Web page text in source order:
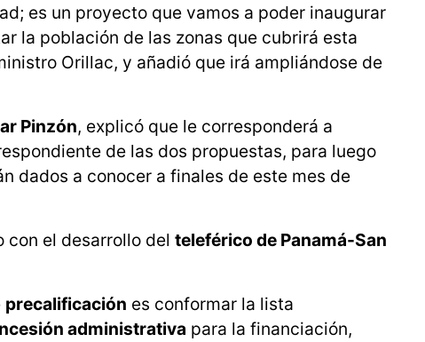
es un proyecto que vamos a poder inaugurar
la población de las zonas que cubrirá esta
Orillac, y añadió que irá ampliándose de
Pinzón, explicó que le corresponderá a
de las dos propuestas, para luego
dados a conocer a finales de este mes de
con el desarrollo del teleférico de Panamá-San
precalificación es conformar la lista
administrativa para la financiación,